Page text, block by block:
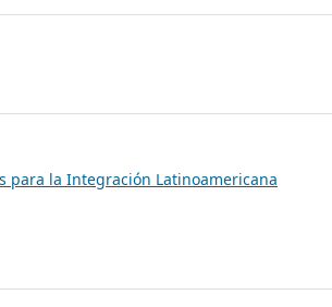
para la Integración Latinoamericana